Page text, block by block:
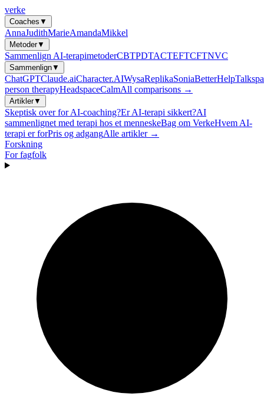
verke
Coaches ▼
AnnaJudithMarieAmandaMikkel
Metoder▼
Sammenlign AI-terapimetoderCBTPDTACTEFTCFTNVC
Sammenlign▼
ChatGPTClaude.aiCharacter.AIWysaReplikaSoniaBetterHelp
person therapyHeadspaceCalmAll comparisons →
Artikler▼
Skeptisk over for AI-coaching?Er AI-terapi sikkert?AI
sammenlignet med terapi hos et menneskeBag om VerkeHvem AI-
terapi er forPris og adgangAlle artikler →
Forskning
For fagfolk